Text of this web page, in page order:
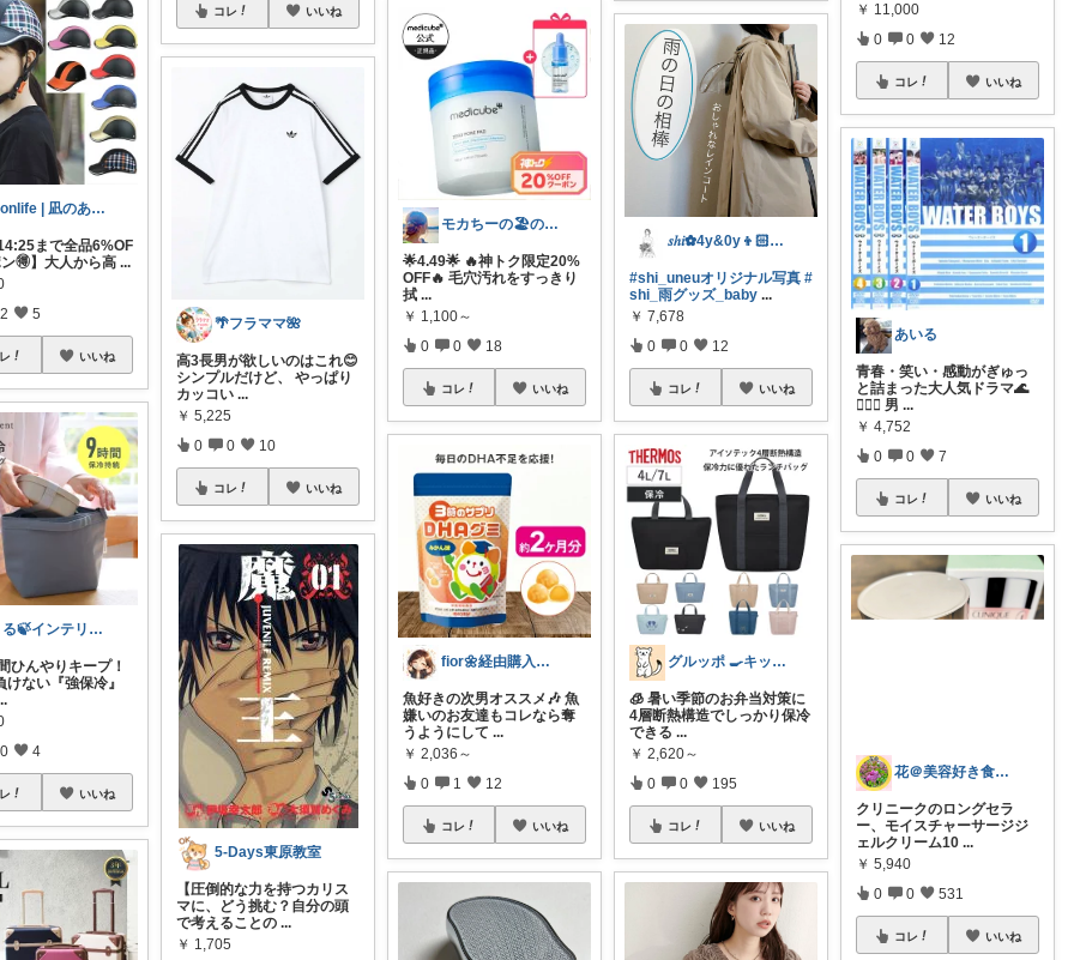
Monlife | 凪のある暮らし
まで全品6%OF
🉐】大人から高 ...
2 5
いいね
まる🍃インテリア×くらし
ひんやりキープ！
けない『強保冷』
0 4
いいね
コレ いいね
🌴フラママ🌺
高3長男が欲しいのはこれ😊
シンプルだけど、 やっぱり
カッコい ...
￥ 5,225
0 0 10
コレ いいね
5-Days東原教室
【圧倒的な力を持つカリス
マに、どう挑む？自分の頭
で考えることの ...
￥ 1,705
モカちーの🏖️のんびりライフ🐈✨
🌟4.49🌟 🔥神トク限定20%
OFF🔥 毛穴汚れをすっきり
拭 ...
￥ 1,100～
0 0 18
コレ いいね
fior🌼経由購入させていただきます
魚好きの次男オススメ🎶 魚
嫌いのお友達もコレなら奪
うようにして ...
￥ 2,036～
0 1 12
コレ いいね
𝑠ℎ𝑖✿4y&0y👦🏻&🐈
#shi_uneuオリジナル写真 #
shi_雨グッズ_baby ...
￥ 7,678
0 0 12
コレ いいね
グルッポ 🍳キッチン
🧊 暑い季節のお弁当対策に
4層断熱構造でしっかり保冷
できる ...
￥ 2,620～
0 0 195
コレ いいね
￥ 11,000
0 0 12
コレ いいね
あいる
青春・笑い・感動がぎゅっ
と詰まった大人気ドラマ🌊
🏊‍♂️✨ 男 ...
￥ 4,752
0 0 7
コレ いいね
花＠美容好き食いしん坊💎オリ写みてみて
クリニークのロングセラ
ー、モイスチャーサージジ
ェルクリーム10 ...
￥ 5,940
0 0 531
コレ いいね